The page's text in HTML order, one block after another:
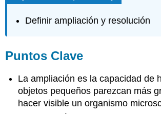
Definir ampliación y resolución
Puntos Clave
La ampliación es la capacidad de
objetos pequeños parezcan más
hacer visible un organismo